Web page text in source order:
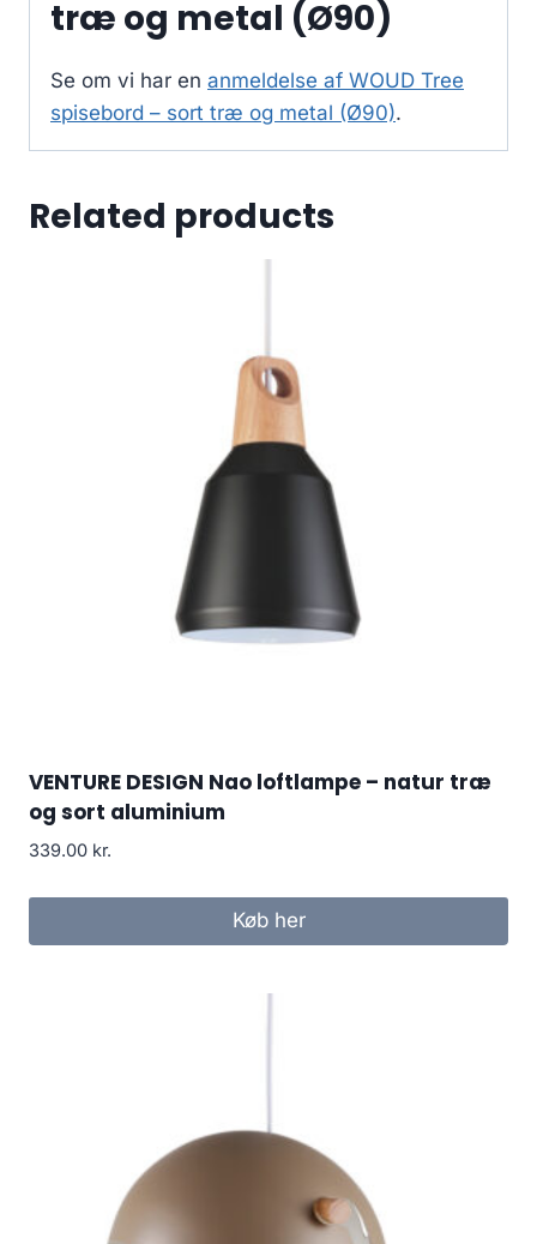
træ og metal (Ø90)
Se om vi har en anmeldelse af WOUD Tree
spisebord – sort træ og metal (Ø90).
Related products
VENTURE DESIGN Nao loftlampe – natur træ
og sort aluminium
339.00 kr.
Køb her